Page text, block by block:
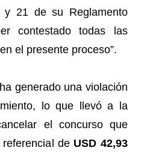
y 21 de su Reglamento
contestado todas las
el presente proceso”.
generado una violación
lo que llevó a la
el concurso que
de USD 42,93